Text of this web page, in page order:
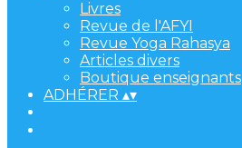
Livres
Revue de l'AFYI
Revue Yoga Rahasya
Articles divers
Boutique enseignants
ADHÉRER ▴▾